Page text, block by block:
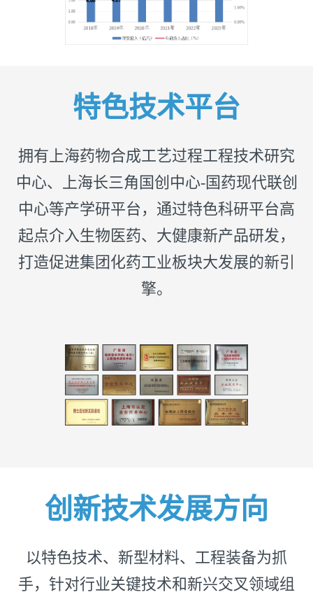
特色技术平台
拥有上海药物合成工艺过程工程技术研究
中心、上海长三角国创中心-国药现代联创
中心等产学研平台，通过特色科研平台高
起点介入生物医药、大健康新产品研发，
打造促进集团化药工业板块大发展的新引
擎。
创新技术发展方向
以特色技术、新型材料、工程装备为抓
手，针对行业关键技术和新兴交叉领域组